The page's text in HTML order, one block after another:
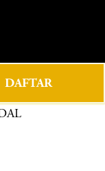
DAFTAR